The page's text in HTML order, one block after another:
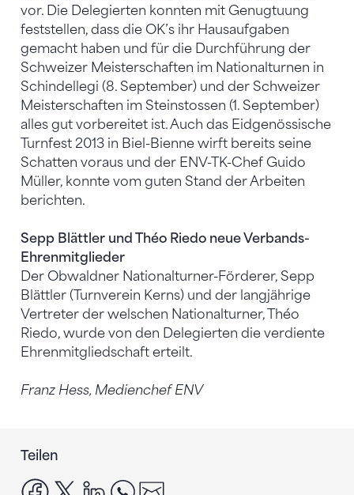
vor. Die Delegierten konnten mit Genugtuung
feststellen, dass die OK’s ihr Hausaufgaben
gemacht haben und für die Durchführung der
Schweizer Meisterschaften im Nationalturnen in
Schindellegi (8. September) und der Schweizer
Meisterschaften im Steinstossen (1. September)
alles gut vorbereitet ist. Auch das Eidgenössische
Turnfest 2013 in Biel-Bienne wirft bereits seine
Schatten voraus und der ENV-TK-Chef Guido
Müller, konnte vom guten Stand der Arbeiten
berichten.
Sepp Blättler und Théo Riedo neue Verbands-
Ehrenmitglieder
Der Obwaldner Nationalturner-Förderer, Sepp
Blättler (Turnverein Kerns) und der langjährige
Vertreter der welschen Nationalturner, Théo
Riedo, wurde von den Delegierten die verdiente
Ehrenmitgliedschaft erteilt.
Franz Hess, Medienchef ENV
Teilen
facebook
x linkedinwhatsapp